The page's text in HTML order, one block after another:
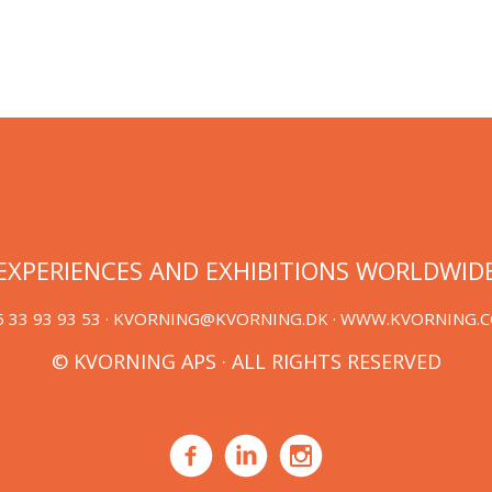
AND EXHIBITIONS
33 93 93 53 · KVORNING@KVORNING.DK ·
© KVORNING APS · ALL RIGHTS RESERVED